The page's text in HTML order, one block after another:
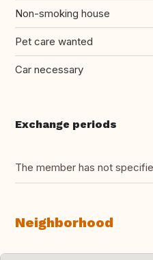
Non-smoking house
Pet care wanted
Car necessary
Exchange periods
The member has not
Neighborhood